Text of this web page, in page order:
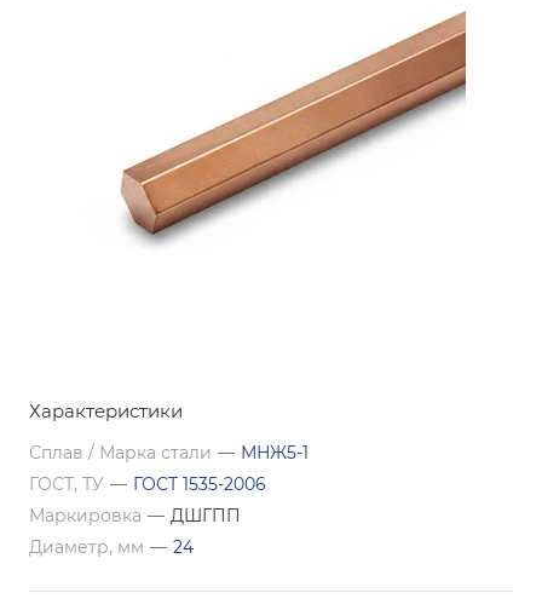
Характеристики
Сплав / Марка стали — МНЖ5-1
ГОСТ, ТУ — ГОСТ 1535-2006
Маркировка — ДШГПП
Диаметр, мм — 24